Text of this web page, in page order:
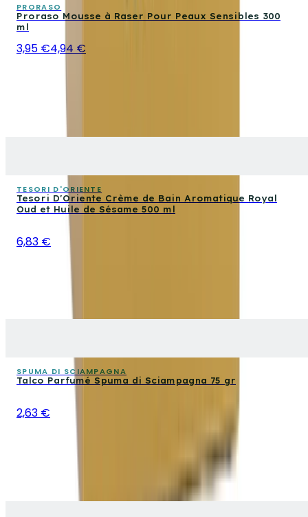
PRORASO
Proraso Mousse à Raser Pour Peaux Sensibles 300
ml
3,95 €4,94 €
TESORI D'ORIENTE
Tesori D'Oriente Crème de Bain Aromatique Royal
Oud et Huile de Sésame 500 ml
6,83 €
SPUMA DI SCIAMPAGNA
Talco Parfumé Spuma di Sciampagna 75 gr
2,63 €